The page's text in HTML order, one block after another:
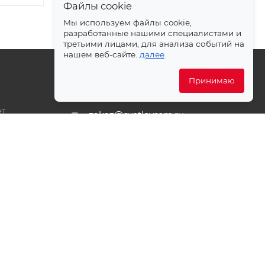
zakaz@svetlovsem.ru
Файлы cookie
Мы используем файлы cookie,
разработанные нашими специалистами и
третьими лицами, для анализа событий на
нашем веб-сайте. далее
Принимаю